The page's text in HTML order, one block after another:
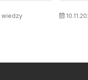
wiedzy